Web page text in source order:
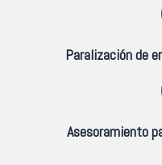
Paralización de
Asesoramiento